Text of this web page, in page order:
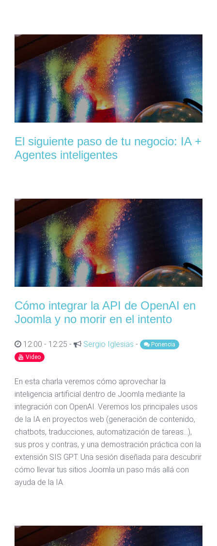
El siguiente paso de tu negocio: IA +
Agentes inteligentes
Cómo integrar la API de OpenAI en
Joomla y no morir en el intento
12:00 - 12:25 - Sergio Iglesias -
Ponencia
Video
En esta charla veremos cómo aprovechar la
inteligencia artificial dentro de Joomla mediante la
integración con OpenAI. Veremos los principales usos
de la IA en proyectos web (generación de contenido,
chatbots, traducciones, automatización de tareas…),
sus pros y contras, y una demostración práctica con la
extensión SIS GPT. Una sesión diseñada para descubrir
cómo llevar tus sitios Joomla un paso más allá con
ayuda de la IA.